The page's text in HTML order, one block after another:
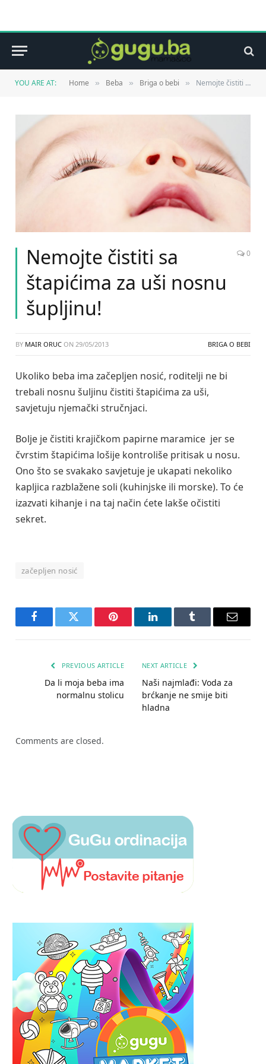
YOU ARE AT: Home » Beba » Briga o bebi » Nemojte čistiti sa štapićima za uši nosnu šupljinu!
Nemojte čistiti sa
štapićima za uši nosnu
šupljinu!
0
BY MAIR ORUC ON 29/05/2013 BRIGA O BEBI
Ukoliko beba ima začepljen nosić, roditelji ne bi
trebali nosnu šuljinu čistiti štapićima za uši,
savjetuju njemački stručnjaci.
Bolje je čistiti krajičkom papirne maramice jer se
čvrstim štapićima lošije kontroliše pritisak u nosu.
Ono što se svakako savjetuje je ukapati nekoliko
kapljica razblažene soli (kuhinjske ili morske). To će
izazvati kihanje i na taj način ćete lakše očistiti
sekret.
začepljen nosić
FacebookTwitter Pinterest LinkedInTumblr Email
PREVIOUS ARTICLE
Da li moja beba ima
normalnu stolicu
NEXT ARTICLE
Naši najmlađi: Voda za
brćkanje ne smije biti
hladna
Comments are closed.